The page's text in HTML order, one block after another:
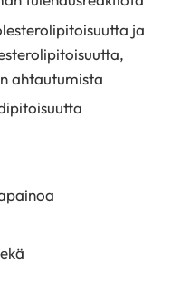
ja
ahtautumista